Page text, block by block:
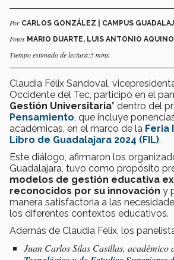
Por CARLOS GONZÁLEZ | CAMPUS
Fotos MARIO DUARTE, LUIS ANTONIO AQUINO
Tiempo estimado de lectura:5 mins
Claudia Félix Sandoval,
Occidente del Tec, participó en el
Gestión Universitaria” dentro del
Pensamiento , que incluye
académicas, en el marco de la Feria
Libro de Guadalajara 2024 (FIL).
Este diálogo, afirmaron los
Guadalajara, tuvo como propósito
modelos de gestión educativa
reconocidos por su innovación y
manera satisfactoria a las
los diferentes contextos educativos.
Además de Claudia Félix, los
Juan Carlos Silas Casillas, académico